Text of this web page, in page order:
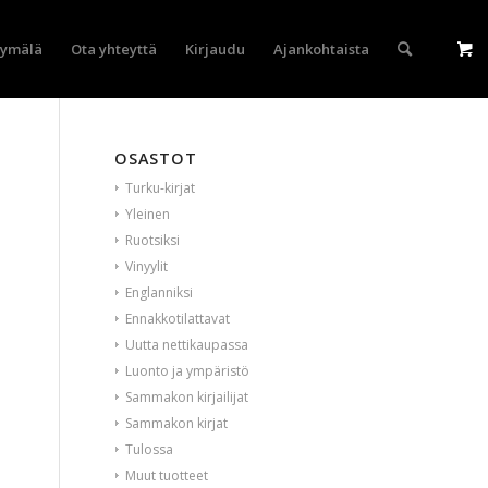
Ota yhteyttä Kirjaudu Ajankohtaista
OSASTOT
Turku-kirjat
Yleinen
Ruotsiksi
Vinyylit
Englanniksi
Ennakkotilattavat
Uutta nettikaupassa
Luonto ja ympäristö
Sammakon kirjailijat
Sammakon kirjat
Tulossa
Muut tuotteet